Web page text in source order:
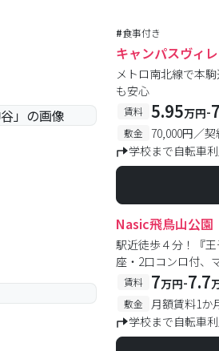
#食事付き
キャンパスヴィ
メトロ南北線で本
も安心
賃料 5.95万円-7
敷金 70,000円／
学校まで自転車
Nasic飛鳥山公園
駅近徒歩４分！『
座・2口コンロ付、
賃料 7万円-7.7
敷金 月額賃料1か
学校まで自転車